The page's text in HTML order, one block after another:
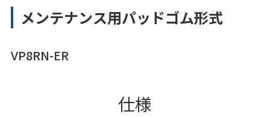
メンテナンス用パッドゴム形式
VP8RN-ER
仕様